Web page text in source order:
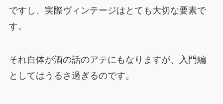
ですし、実際ヴィンテージはとても大切な要素で
す。
それ自体が酒の話のアテにもなりますが、入門編
としてはうるさ過ぎるのです。